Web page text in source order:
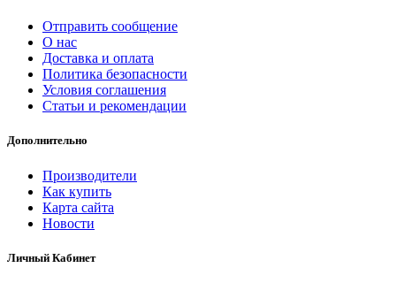
Отправить сообщение
О нас
Доставка и оплата
Политика безопасности
Условия соглашения
Статьи и рекомендации
Дополнительно
Производители
Как купить
Карта сайта
Новости
Личный Кабинет